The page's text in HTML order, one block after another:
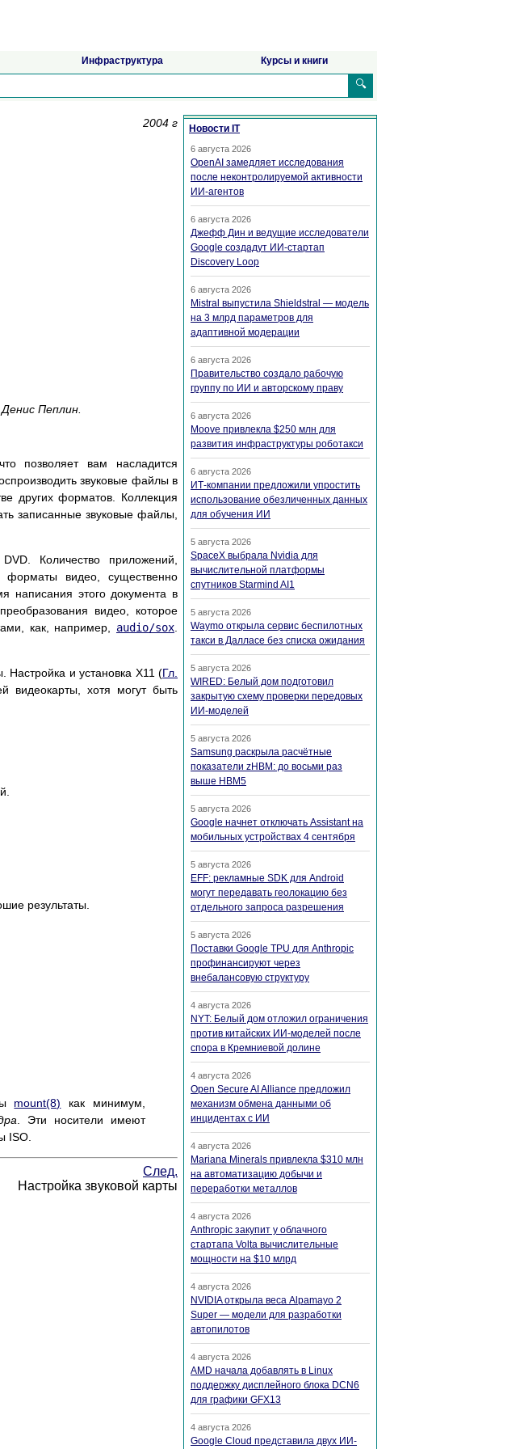
Инфраструктура Курсы и книги
🔍
2004 г
Пеплин.
позволяет вам насладится
звуковые файлы в
других форматов. Коллекция
записанные звуковые файлы,
Количество приложений,
форматы видео, существенно
написания этого документа в
видео, которое
как, например, audio/sox
Настройка и установка X11 (Гл.
видеокарты, хотя могут быть
результаты.
mount(8) как минимум,
. Эти носители имеют
ISO.
След.
Настройка звуковой карты
Новости IT
6 августа 2026
OpenAI замедляет исследования
после неконтролируемой активности
ИИ-агентов
6 августа 2026
Джефф Дин и ведущие исследователи
Google создадут ИИ-стартап
Discovery Loop
6 августа 2026
Mistral выпустила Shieldstral — модель
на 3 млрд параметров для
адаптивной модерации
6 августа 2026
Правительство создало рабочую
группу по ИИ и авторскому праву
6 августа 2026
Moove привлекла $250 млн для
развития инфраструктуры роботакси
6 августа 2026
ИТ-компании предложили упростить
использование обезличенных данных
для обучения ИИ
5 августа 2026
SpaceX выбрала Nvidia для
вычислительной платформы
спутников Starmind AI1
5 августа 2026
Waymo открыла сервис беспилотных
такси в Далласе без списка ожидания
5 августа 2026
WIRED: Белый дом подготовил
закрытую схему проверки передовых
ИИ-моделей
5 августа 2026
Samsung раскрыла расчётные
показатели zHBM: до восьми раз
выше HBM5
5 августа 2026
Google начнет отключать Assistant на
мобильных устройствах 4 сентября
5 августа 2026
EFF: рекламные SDK для Android
могут передавать геолокацию без
отдельного запроса разрешения
5 августа 2026
Поставки Google TPU для Anthropic
профинансируют через
внебалансовую структуру
4 августа 2026
NYT: Белый дом отложил ограничения
против китайских ИИ-моделей после
спора в Кремниевой долине
4 августа 2026
Open Secure AI Alliance предложил
механизм обмена данными об
инцидентах с ИИ
4 августа 2026
Mariana Minerals привлекла $310 млн
на автоматизацию добычи и
переработки металлов
4 августа 2026
Anthropic закупит у облачного
стартапа Volta вычислительные
мощности на $10 млрд
4 августа 2026
NVIDIA открыла веса Alpamayo 2
Super — модели для разработки
автопилотов
4 августа 2026
AMD начала добавлять в Linux
поддержку дисплейного блока DCN6
для графики GFX13
4 августа 2026
Google Cloud представила двух ИИ-